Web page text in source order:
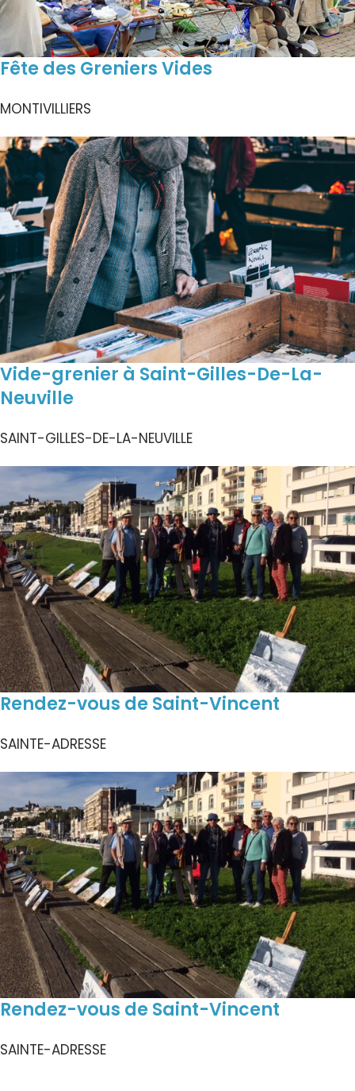
Fête des Greniers Vides
MONTIVILLIERS
Vide-grenier à Saint-Gilles-De-La-
Neuville
SAINT-GILLES-DE-LA-NEUVILLE
Rendez-vous de Saint-Vincent
SAINTE-ADRESSE
Rendez-vous de Saint-Vincent
SAINTE-ADRESSE